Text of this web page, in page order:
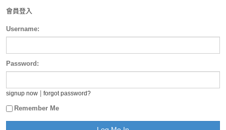
會員登入
Username:
Password:
signup now forgot password?
Remember Me